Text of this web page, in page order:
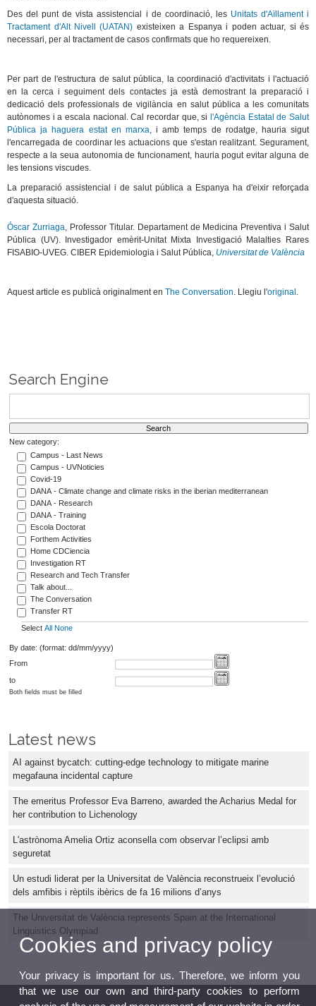
Des del punt de vista assistencial i de coordinació, les Unitats d'Aïllament i
Tractament d'Alt Nivell (UATAN) existeixen a Espanya i poden actuar, si és
necessari, per al tractament de casos confirmats que ho requereixen.
Per part de l'estructura de salut pública, la coordinació d'activitats i l'actuació
en la cerca i seguiment dels contactes ja està demostrant la preparació i
dedicació dels professionals de vigilància en salut pública a les comunitats
autònomes i a escala nacional. Cal recordar que, sil'Agència Estatal de Salut
Pública ja haguera estat en marxa , i amb temps de rodatge, hauria sigut
l'encarregada de coordinar les actuacions que s'estan realitzant. Segurament,
respecte a la seua autonomia de funcionament, hauria pogut evitar alguna de
les tensions viscudes.
La preparació assistencial i de salut pública a Espanya ha d'eixir reforçada
d'aquesta situació.
Óscar Zurriaga, Professor Titular. Departament de Medicina Preventiva i Salut
Pública (UV). Investigador emèrit-Unitat Mixta Investigació Malalties Rares
FISABIO-UVEG. CIBER Epidemiologia i Salut Pública, Universitat de València
Aquest article es publicà originalment enThe Conversation. Llegiu l'original .
Search Engine
New category:
Campus - Last News
Campus - UVNoticies
Covid-19
DANA - Climate change and climate risks in the iberian mediterranean
DANA - Research
DANA - Training
Escola Doctorat
Forthem Activities
Home CDCiencia
Investigation RT
Research and Tech Transfer
Talk about...
The Conversation
Transfer RT
Select All None
By date: (format: dd/mm/yyyy)
From
to
Both fields must be filled
Latest news
AI against bycatch: cutting-edge technology to mitigate marine
megafauna incidental capture
The emeritus Professor Eva Barreno, awarded the Acharius Medal for
her contribution to Lichenology
L'astrònoma Amelia Ortiz aconsella com observar l’eclipsi amb
seguretat
Un estudi liderat per la Universitat de València reconstrueix l’evolució
dels amfibis i rèptils ibèrics de fa 16 milions d’anys
The Universitat de València represents Spain at the International
Linguistics Olympiad
Cookies and privacy policy
Your privacy is important for us. Therefore, we inform you
that we use our own and third-party cookies to perform